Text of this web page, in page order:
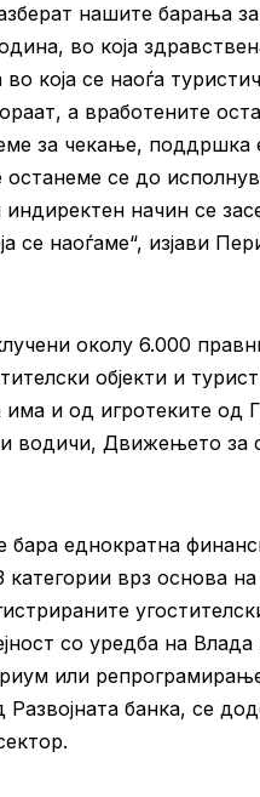
нашите барања
во која
која се наоѓа
а вработените
за чекање, поддршка
останеме се до
начин се
се наоѓаме“, изјави
околу 6.000
објекти и
и од игротеките од
водичи, Движењето за
бара еднократна
категории врз основа
со уредба на
или
банка, се